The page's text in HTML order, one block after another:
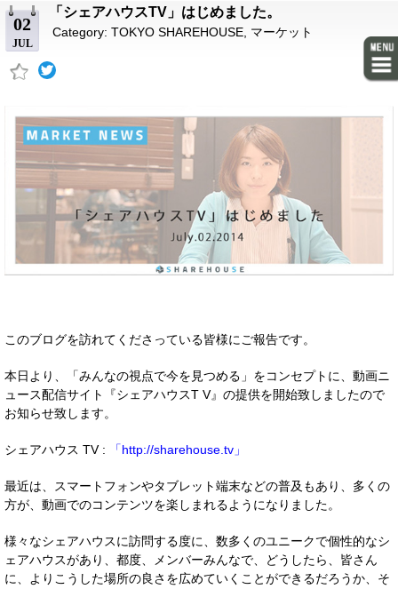
02
JUL
「シェアハウスTV」はじめました。
Category: TOKYO SHAREHOUSE マーケット
このブログを訪れてくださっている皆様にご報告です。
本日より、「みんなの視点で今を見つめる」をコンセプトに、動画ニ
ュース配信サイト『シェアハウスT V』の提供を開始致しましたので
お知らせ致します。
シェアハウス TV : 「http://sharehouse.tv」
最近は、スマートフォンやタブレット端末などの普及もあり、多くの
方が、動画でのコンテンツを楽しまれるようになりました。
様々なシェアハウスに訪問する度に、数多くのユニークで個性的なシ
ェアハウスがあり、都度、メンバーみんなで、どうしたら、皆さん
に、よりこうした場所の良さを広めていくことができるだろうか、そ